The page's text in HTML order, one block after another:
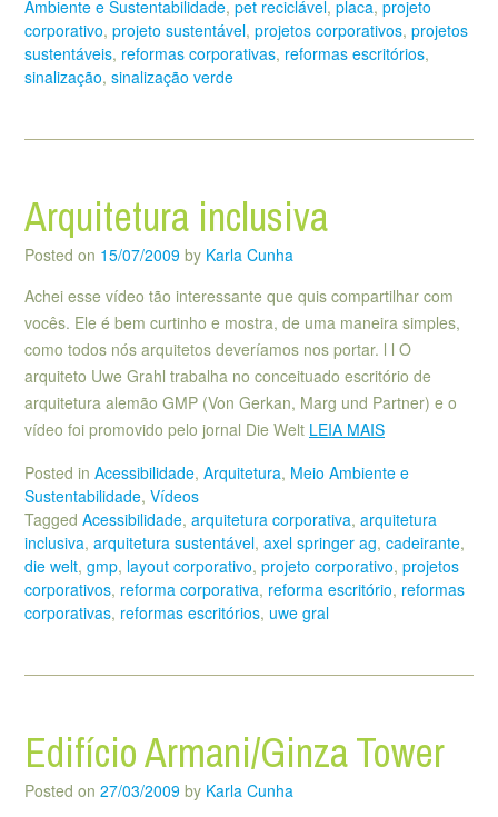
Ambiente e Sustentabilidade, pet reciclável, placa, projeto
corporativo, projeto sustentável, projetos corporativos, projetos
sustentáveis, reformas corporativas, reformas escritórios,
sinalização, sinalização verde
Arquitetura inclusiva
Posted on 15/07/2009 by Karla Cunha
Achei esse vídeo tão interessante que quis compartilhar com
vocês. Ele é bem curtinho e mostra, de uma maneira simples,
como todos nós arquitetos deveríamos nos portar. l l O
arquiteto Uwe Grahl trabalha no conceituado escritório de
arquitetura alemão GMP (Von Gerkan, Marg und Partner) e o
vídeo foi promovido pelo jornal Die Welt LEIA MAIS
Posted in Acessibilidade, Arquitetura, Meio Ambiente e
Sustentabilidade, Vídeos
Tagged Acessibilidade, arquitetura corporativa, arquitetura
inclusiva, arquitetura sustentável, axel springer ag, cadeirante,
die welt, gmp, layout corporativo, projeto corporativo, projetos
corporativos, reforma corporativa, reforma escritório, reformas
corporativas, reformas escritórios, uwe gral
Edifício Armani/Ginza Tower
Posted on 27/03/2009 by Karla Cunha